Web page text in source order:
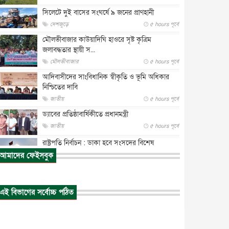
সিলেটে দুই বাসের সংঘর্ষে ৯ জনের প্রাণহানী
দেশজুড়ে ৫ hours পূর্বে
মৌলভীবাজার কাউয়াদিঘি হাওরে সৃষ্ট কৃত্রিম
জলাবদ্ধতার স্থায়ী স...
মৌলভীবাজার ৫ hours পূর্বে
আদিবাসীদের সাংবিধানিক স্বীকৃতি ও ভূমি অধিকার
নিশ্চিতের দাবি
জাতীয় ৫ hours পূর্বে
ড্যাবের প্রতিষ্ঠাবার্ষিকীতে প্রধানমন্ত্রী
জাতীয় ৫ hours পূর্বে
রাষ্ট্রপতি নির্বাচন : ডাকা হবে সংসদের বিশেষ
অধিবেশন
জাতীয়
স্বপ...
জাতীয়
ফেইসবুক
এই বিভাগের সর্বোচ্চ পঠিত